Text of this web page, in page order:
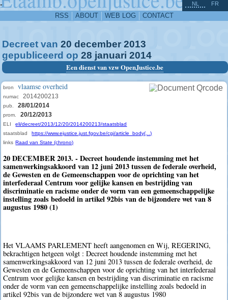
-
RSS ABOUT WEB LOG CONTACT
NL FR
Decreet van 20 december 2013
gepubliceerd op 28 januari 2014
Een dienst van vzw OpenJustice.be
bron vlaamse overheid
numac 2014200213
pub. 28/01/2014
prom. 20/12/2013
ELI
eli/decreet/2013/12/20/2014200213/staatsblad
staatsblad
https://www.ejustice.just.fgov.be/cgi/article_body(...)
links Raad van State (chrono)
20 DECEMBER 2013. - Decreet houdende instemming met het
samenwerkingsakkoord van 12 juni 2013 tussen de federale overheid,
de Gewesten en de Gemeenschappen voor de oprichting van het
interfederaal Centrum voor gelijke kansen en bestrijding van
discriminatie en racisme onder de vorm van een gemeenschappelijke
instelling zoals bedoeld in artikel 92bis van de bijzondere wet van 8
augustus 1980 (1)
Het VLAAMS PARLEMENT heeft aangenomen en Wij, REGERING,
bekrachtigen hetgeen volgt : Decreet houdende instemming met het
samenwerkingsakkoord van 12 juni 2013 tussen de federale overheid, de
Gewesten en de Gemeenschappen voor de oprichting van het interfederaal
Centrum voor gelijke kansen en bestrijding van discriminatie en racisme
onder de vorm van een gemeenschappelijke instelling zoals bedoeld in
artikel 92bis van de bijzondere wet van 8 augustus 1980
^